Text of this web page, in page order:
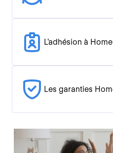
L'adhésion à
Les garanties